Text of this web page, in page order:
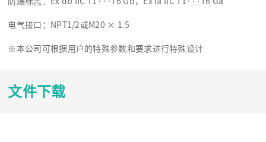
电气接口：NPT1/2或M20 × 1.5
※本公司可根据用户的特殊参数和要求进行特殊设计
文件下载